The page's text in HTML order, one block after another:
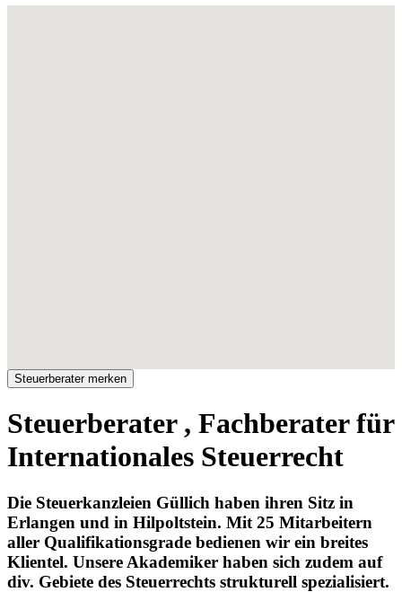
Steuerberater , Fachberater für
Internationales Steuerrecht
Die Steuerkanzleien Güllich haben ihren Sitz in
Erlangen und in Hilpoltstein. Mit 25 Mitarbeitern
aller Qualifikationsgrade bedienen wir ein breites
Klientel. Unsere Akademiker haben sich zudem auf
div. Gebiete des Steuerrechts strukturell spezialisiert.